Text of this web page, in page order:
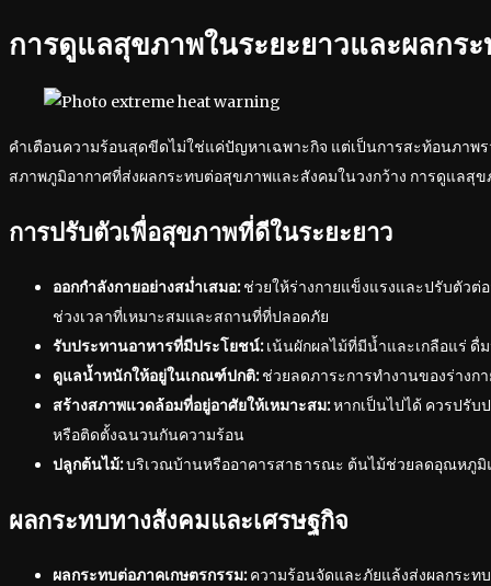
การดูแลสุขภาพในระยะยาวและผลกร
คำเตือนความร้อนสุดขีดไม่ใช่แค่ปัญหาเฉพาะกิจ แต่เป็นการสะท้อนภาพ
สภาพภูมิอากาศที่ส่งผลกระทบต่อสุขภาพและสังคมในวงกว้าง การดูแลสุ
การปรับตัวเพื่อสุขภาพที่ดีในระยะยาว
ออกกำลังกายอย่างสม่ำเสมอ:ช่วยให้ร่างกายแข็งแรงและปรับตัวต่
ช่วงเวลาที่เหมาะสมและสถานที่ที่ปลอดภัย
รับประทานอาหารที่มีประโยชน์:เน้นผักผลไม้ที่มีน้ำและเกลือแร่ ดื่
ดูแลน้ำหนักให้อยู่ในเกณฑ์ปกติ:ช่วยลดภาระการทำงานของร่างก
สร้างสภาพแวดล้อมที่อยู่อาศัยให้เหมาะสม:หากเป็นไปได้ ควรปรับ
หรือติดตั้งฉนวนกันความร้อน
ปลูกต้นไม้:บริเวณบ้านหรืออาคารสาธารณะ ต้นไม้ช่วยลดอุณหภูมิ
ผลกระทบทางสังคมและเศรษฐกิจ
ผลกระทบต่อภาคเกษตรกรรม:ความร้อนจัดและภัยแล้งส่งผลกระท